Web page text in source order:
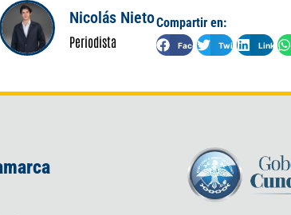
Nicolás Nieto
Periodista
Compartir en:
Facebook Twitter LinkedIn